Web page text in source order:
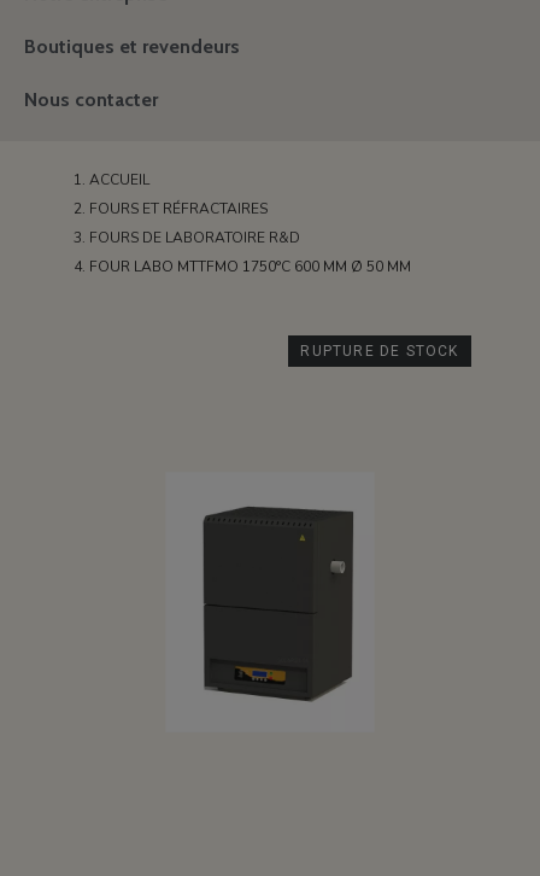
Boutiques et revendeurs
Nous contacter
ACCUEIL
FOURS ET RÉFRACTAIRES
FOURS DE LABORATOIRE R&D
FOUR LABO MTTFMO 1750°C 600 MM Ø 50 MM
RUPTURE DE STOCK